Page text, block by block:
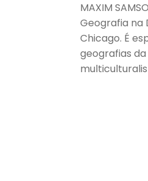
MAXIM
Geografia na
Chicago. É
geografias